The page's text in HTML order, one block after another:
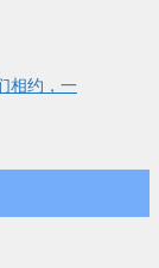
相约，一